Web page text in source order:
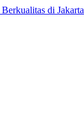
di Jakarta